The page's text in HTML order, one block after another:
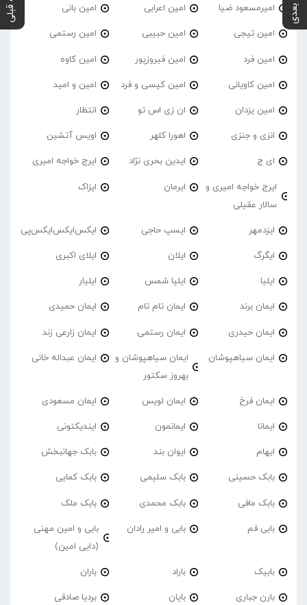
امیرمسعود ضیا امین اعرابی امین بانی
امین تیجی امین حبیبی امین رستمی
امین فرد امین فیروزپور امین کاوه
امین کاویانی امین کیسی و فرد امین و امید
امین یزدان ان زی اس تو انتظار
انزی و جنزی اهورا کلهر اویس آتشین
ای ج ایدین بحری نژاد ایرج خواجه امیری
ایرج خواجه امیری و
سالار عقیلی
ایرمان ایزاک
ایزدمهر ایسپ حاجی ایکس‌ایکس‌ایکس‌پی
ایگرگ ایلان ایلای اکبری
ایلیا ایلیا شمس ایلیار
ایمان برند ایمان تام تام ایمان حمیدی
ایمان حیدری ایمان رستمی ایمان زارعی زند
ایمان سیاهپوشان
ایمان سیاهپوشان و
بهروز سکتور
ایمان عبداله خانی
ایمان فرخ ایمان لویس ایمان مسعودی
ایمانا ایمانمون ایندیکتونی
ایهام ایوان بند بابک جهانبخش
بابک حسینی بابک سلیمی بابک کمایی
بابک مافی بابک محمدی بابک ملک
بابی فم بابی و امیر رادان
بابی و امین مهنی
(دایی امین)
بابیک باراد باران
بارن جباری بایان بردیا صادقی